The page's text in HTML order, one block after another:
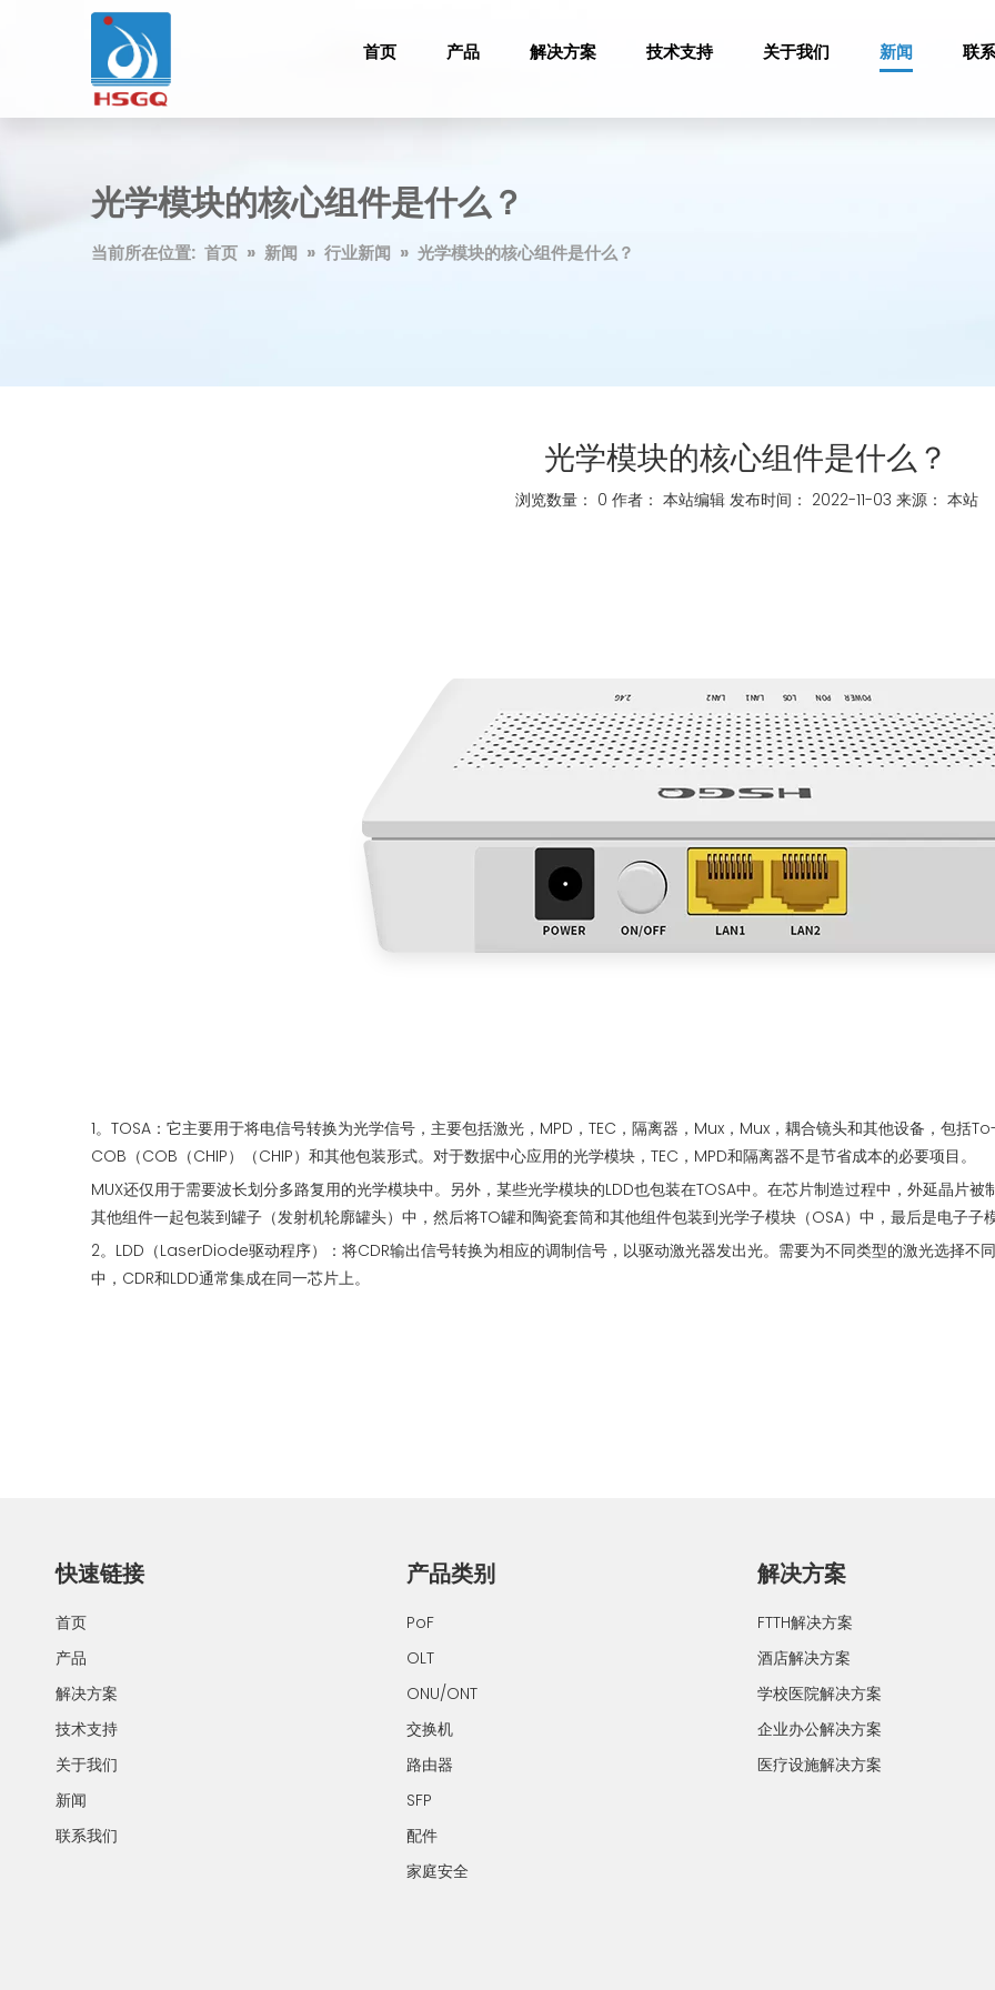
首页 产品 解决方案 技术支持 关于我们 新闻 联
光学模块的核心组件是什么？
当前所在位置: 首页 » 新闻 » 行业新闻 » 光学模块的核心组件是什么？
光学模块的核心组件是什么？
浏览数量： 0 作者： 本站编辑 发布时间： 2022-11-03 来源： 本站
1。TOSA：它主要用于将电信号转换为光学信号，主要包括激光，MPD，TEC，隔离器，Mux，Mux，耦合镜头和其他设备，包
COB（COB（CHIP）（CHIP）和其他包装形式。对于数据中心应用的光学模块，TEC，MPD和隔离器不是节省成本的必要项目。
MUX还仅用于需要波长划分多路复用的光学模块中。另外，某些光学模块的LDD也包装在TOSA中。在芯片制造过程中，外延晶片
其他组件一起包装到罐子（发射机轮廓罐头）中，然后将TO罐和陶瓷套筒和其他组件包装到光学子模块（OSA）中，最后是电子子
2。LDD（LaserDiode驱动程序）：将CDR输出信号转换为相应的调制信号，以驱动激光器发出光。需要为不同类型的激光选择不
中，CDR和LDD通常集成在同一芯片上。
快速链接
首页
产品
解决方案
技术支持
关于我们
新闻
联系我们
产品类别
PoF
OLT
ONU/ONT
交换机
路由器
SFP
配件
家庭安全
解决方案
FTTH解决方案
酒店解决方案
学校医院解决方案
企业办公解决方案
医疗设施解决方案